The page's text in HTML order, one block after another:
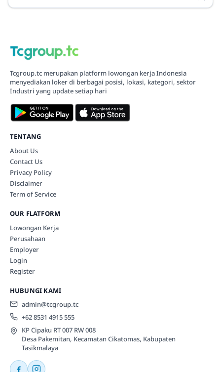
Tcgroup.tc merupakan platform lowongan kerja Indonesia
menyediakan loker di berbagai posisi, lokasi, kategori, sektor
Industri yang update setiap hari
TENTANG
About Us
Contact Us
Privacy Policy
Disclaimer
Term of Service
OUR FLATFORM
Lowongan Kerja
Perusahaan
Employer
Login
Register
HUBUNGI KAMI
admin@tcgroup.tc
+62 8531 4915 555
KP Cipaku RT 007 RW 008
Desa Pakemitan, Kecamatan Cikatomas, Kabupaten
Tasikmalaya